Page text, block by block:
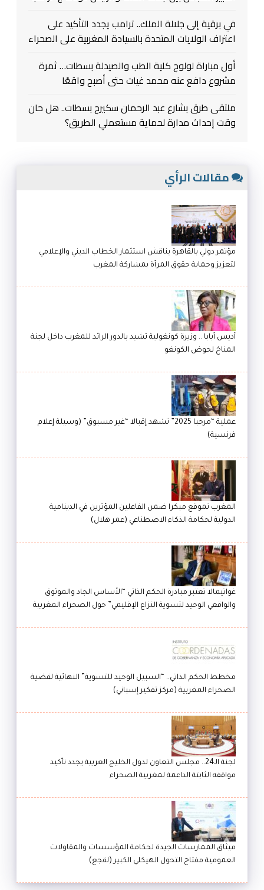
في برقية إلى جلالة الملك.. ترامب يجدد التأكيد على
اعتراف الولايات المتحدة بالسيادة المغربية على الصحراء
أول مباراة لولوج كلية الطب والصيدلة بسطات… ثمرة
مشروع دافع عنه محمد غيات حتى أصبح واقعًا
ملتقى طرق بشارع عبد الرحمان سكيرج بسطات.. هل حان
وقت إحداث مدارة لحماية مستعملي الطريق؟
مقالات الرأي
مؤتمر دولي بالقاهرة يناقش استثمار الخطاب الديني والإعلامي
لتعزيز وحماية حقوق المرأة بمشاركة المغرب
أديس أبابا .. وزيرة كونغولية تشيد بالدور الرائد للمغرب داخل لجنة
المناخ لحوض الكونغو
عملية “مرحبا 2025” تشهد إقبالا “غير مسبوق” (وسيلة إعلام
فرنسية)
المغرب تموقع مبكرا ضمن الفاعلين المؤثرين في الدينامية
الدولية لحكامة الذكاء الاصطناعي (عمر هلال)
غواتيمالا تعتبر مبادرة الحكم الذاتي “الأساس الجاد والموثوق
والواقعي الوحيد لتسوية النزاع الإقليمي” حول الصحراء المغربية
مخطط الحكم الذاتي.. “السبيل الوحيد للتسوية” النهائية لقضية
الصحراء المغربية (مركز تفكير إسباني)
لجنة الـ24.. مجلس التعاون لدول الخليج العربية يجدد تأكيد
مواقفه الثابتة الداعمة لمغربية الصحراء
ميثاق الممارسات الجيدة لحكامة المؤسسات والمقاولات
العمومية مفتاح التحول الهيكلي الكبير (لقجع)